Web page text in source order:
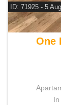
ID: 71925 - 5
De
One